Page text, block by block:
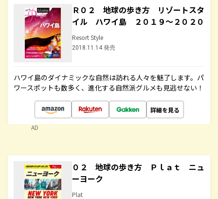
Ｒ０２ 地球の歩き方 リゾートスタ
イル ハワイ島 ２０１９～２０２０
Resort Style
2018.11.14 発売
ハワイ島のダイナミックな自然は訪れる人々を魅了します。パ
ワースポットも数多く、進化する自然派グルメも見逃せない！
詳細を見る
AD
０２ 地球の歩き方 Ｐｌａｔ ニュ
ーヨーク
Plat